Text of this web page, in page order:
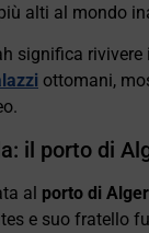
alti al mondo
significa
ottomani,
il porto di
al porto di
e suo fratello